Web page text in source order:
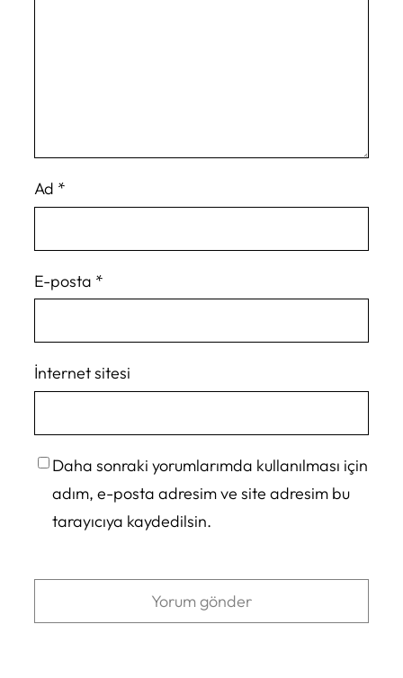
Ad *
E-posta *
İnternet sitesi
Daha sonraki yorumlarımda kullanılması için
adım, e-posta adresim ve site adresim bu
tarayıcıya kaydedilsin.